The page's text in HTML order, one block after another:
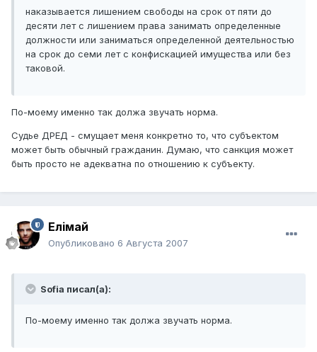
наказывается лишением свободы на срок от пяти до
десяти лет с лишением права занимать определенные
должности или заниматься определенной деятельностью
на срок до семи лет с конфискацией имущества или без
таковой.
По-моему именно так должа звучать норма.
Судье ДРЕД - смущает меня конкретно то, что субъектом
может быть обычный гражданин. Думаю, что санкция может
быть просто не адекватна по отношению к субъекту.
Елiмай
Опубликовано 6 Августа 2007
Sofia писал(а):
По-моему именно так должа звучать норма.